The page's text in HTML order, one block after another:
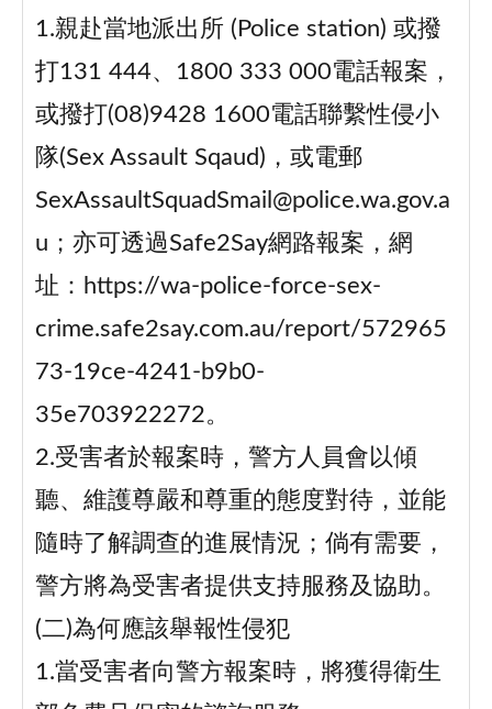
1.親赴當地派出所 (Police station) 或撥
打131 444、1800 333 000電話報案，
或撥打(08)9428 1600電話聯繫性侵小
隊(Sex Assault Sqaud)，或電郵
SexAssaultSquadSmail@police.wa.gov.a
u；亦可透過Safe2Say網路報案，網
址：https://wa-police-force-sex-
crime.safe2say.com.au/report/572965
73-19ce-4241-b9b0-
35e703922272。
2.受害者於報案時，警方人員會以傾
聽、維護尊嚴和尊重的態度對待，並能
隨時了解調查的進展情況；倘有需要，
警方將為受害者提供支持服務及協助。
(二)為何應該舉報性侵犯
1.當受害者向警方報案時，將獲得衛生